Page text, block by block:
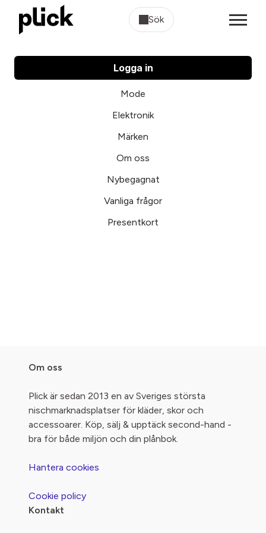
Sök
Logga in
Mode
Elektronik
Märken
Om oss
Nybegagnat
Vanliga frågor
Presentkort
Om oss
Plick är sedan 2013 en av Sveriges största
nischmarknadsplatser för kläder, skor och
accessoarer. Köp, sälj & upptäck second-hand -
bra för både miljön och din plånbok.
Hantera cookies
Cookie policy
Kontakt